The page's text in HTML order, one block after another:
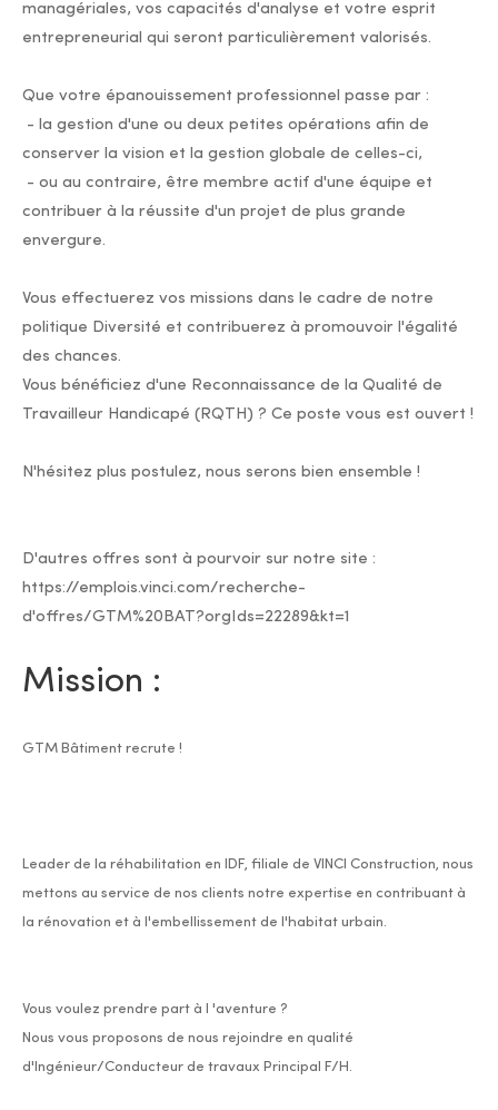
managériales, vos capacités d'analyse et votre esprit
entrepreneurial qui seront particulièrement valorisés.
Que votre épanouissement professionnel passe par :
- la gestion d'une ou deux petites opérations afin de
conserver la vision et la gestion globale de celles-ci,
- ou au contraire, être membre actif d'une équipe et
contribuer à la réussite d'un projet de plus grande
envergure.
Vous effectuerez vos missions dans le cadre de notre
politique Diversité et contribuerez à promouvoir l'égalité
des chances.
Vous bénéficiez d'une Reconnaissance de la Qualité de
Travailleur Handicapé (RQTH) ? Ce poste vous est ouvert !
N'hésitez plus postulez, nous serons bien ensemble !
D'autres offres sont à pourvoir sur notre site :
https://emplois.vinci.com/recherche-
d'offres/GTM%20BAT?orgIds=22289&kt=1
Mission :
GTM Bâtiment recrute !
Leader de la réhabilitation en IDF, filiale de VINCI Construction, nous
mettons au service de nos clients notre expertise en contribuant à
la rénovation et à l'embellissement de l'habitat urbain.
Vous voulez prendre part à l 'aventure ?
Nous vous proposons de nous rejoindre en qualité
d'Ingénieur/Conducteur de travaux Principal F/H.